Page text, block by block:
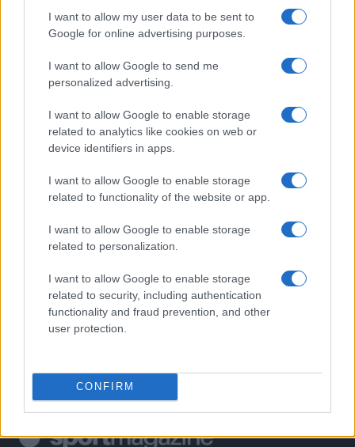
I want to allow my user data to be sent to
Google for online advertising purposes.
I want to allow Google to send me
personalized advertising.
I want to allow Google to enable storage
related to analytics like cookies on web or
device identifiers in apps.
I want to allow Google to enable storage
related to functionality of the website or app.
I want to allow Google to enable storage
related to personalization.
I want to allow Google to enable storage
related to security, including authentication
functionality and fraud prevention, and other
user protection.
CONFIRM
Francesca Lombardi · 4 Ago 2026
PIÙ LETTI
XPENG Partner del Teatro del Silenzio 2026: Veicoli
Elettrici e Musica in Sinfonia
Formazza e Valle Antrona
destinati al Senegal
sconfitto il Rayo ai rigori.
Nuova Zelanda: ondata di freddo eccezionale porta
neve a bassa quota